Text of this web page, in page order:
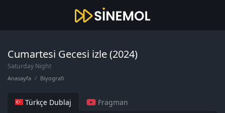
Cumartesi Gecesi izle (2024)
Saturday Night
Anasayfa Biyografi
Türkçe Dublaj Fragman